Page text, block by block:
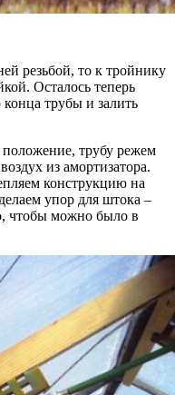
резьбой, то к тройнику
Осталось теперь
конца трубы и залить
трубу режем
из амортизатора.
конструкцию на
упор для штока –
чтобы можно было в